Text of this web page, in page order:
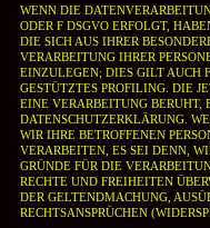
WENN DIE
ODER F DSGVO ERFOLGT,
DIE SICH AUS IHRER
VERARBEITUNG IHRER
EINZULEGEN; DIES GILT AUCH
GESTÜTZTES PROFILING. DIE
EINE VERARBEITUNG BERUHT,
DATENSCHUTZERKLÄRUNG.
WIR IHRE BETROFFENEN
VERARBEITEN, ES SEI DENN,
GRÜNDE FÜR DIE
RECHTE UND FREIHEITEN
DER GELTENDMACHUNG,
RECHTSANSPRÜCHEN